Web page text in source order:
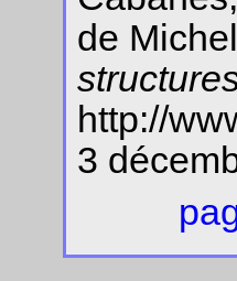
de
http://
3